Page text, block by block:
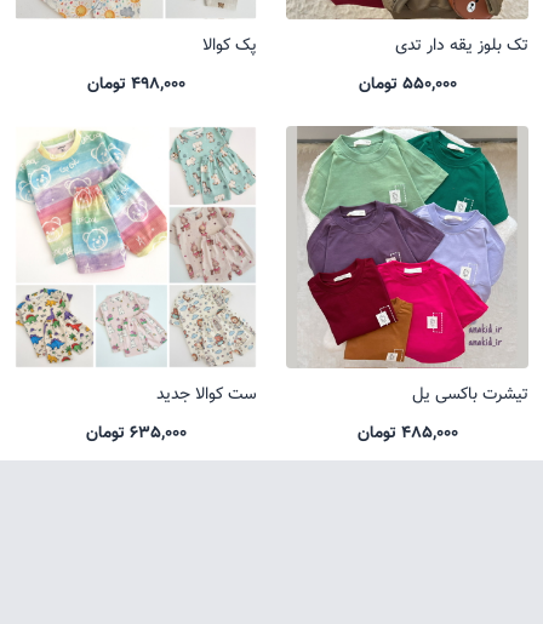
تک بلوز یقه دار تدی
550,000 تومان
پک کوالا
498,000 تومان
تیشرت باکسی یل
485,000 تومان
ست کوالا جدید
635,000 تومان